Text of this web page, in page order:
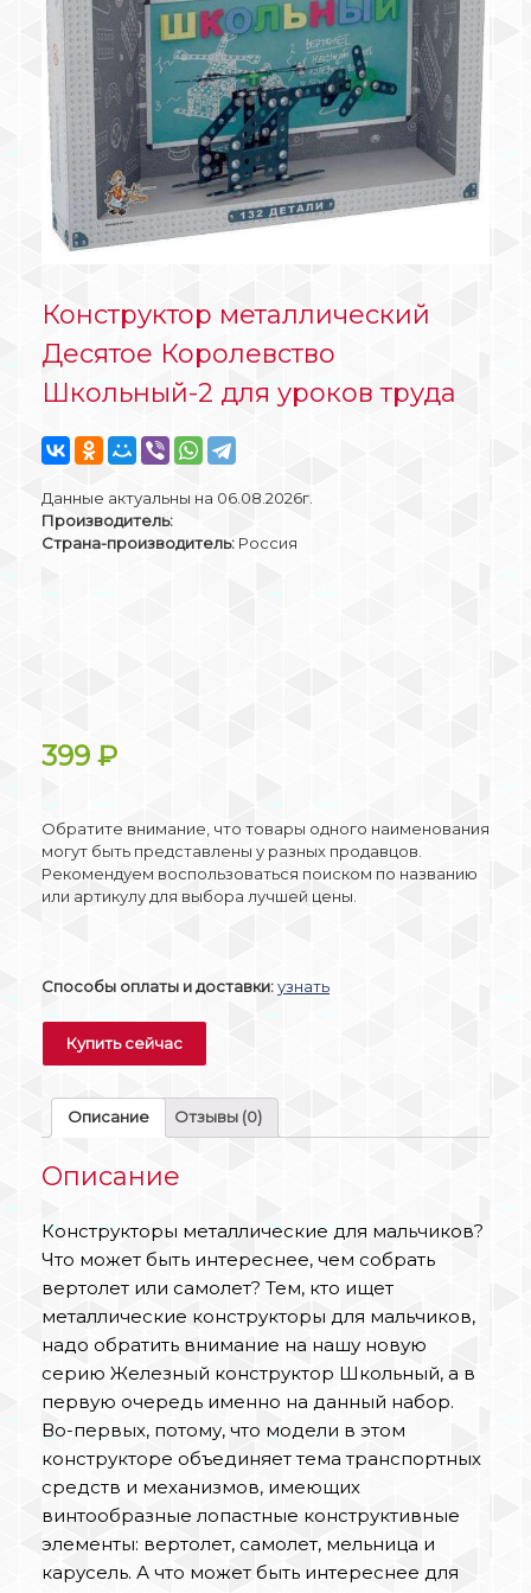
Конструктор металлический
Десятое Королевство
Школьный-2 для уроков труда
Данные актуальны на 06.08.2026г.
Производитель:
Страна-производитель: Россия
399 ₽
Обратите внимание, что товары одного наименования
могут быть представлены у разных продавцов.
Рекомендуем воспользоваться поиском по названию
или артикулу для выбора лучшей цены.
Способы оплаты и доставки:узнать
Купить сейчас
Описание Отзывы (0)
Описание
Конструкторы металлические для мальчиков?
Что может быть интереснее, чем собрать
вертолет или самолет? Тем, кто ищет
металлические конструкторы для мальчиков,
надо обратить внимание на нашу новую
серию Железный конструктор Школьный, а в
первую очередь именно на данный набор.
Во-первых, потому, что модели в этом
конструкторе объединяет тема транспортных
средств и механизмов, имеющих
винтообразные лопастные конструктивные
элементы: вертолет, самолет, мельница и
карусель. А что может быть интереснее для